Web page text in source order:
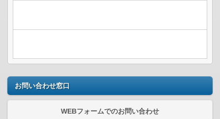
お問い合わせ窓口
WEBフォームでのお問い合わせ